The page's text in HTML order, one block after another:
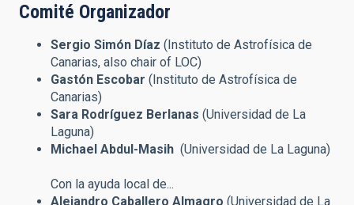
Comité Organizador
Sergio Simón Díaz (Instituto de Astrofísica de
Canarias, also chair of LOC)
Gastón Escobar (Instituto de Astrofísica de
Canarias)
Sara Rodríguez Berlanas (Universidad de La
Laguna)
Michael Abdul-Masih (Universidad de La Laguna)
Con la ayuda local de...
Alejandro Caballero Almagro (Universidad de La